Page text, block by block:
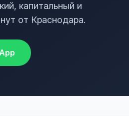
капитальный и
от Краснодара.